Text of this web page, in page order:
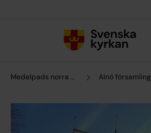
Medelpads norra pastorat Alnö församling